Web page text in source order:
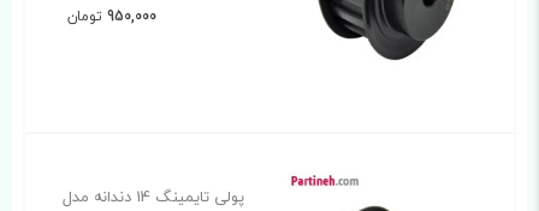
950,000 تومان
پولی تایمینگ 14 دندانه مدل